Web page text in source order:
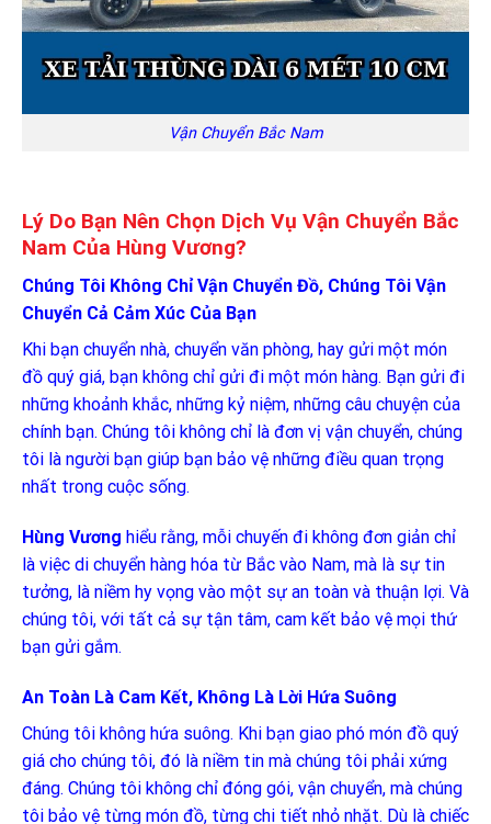
Vận Chuyển Bắc Nam
Lý Do Bạn Nên Chọn Dịch Vụ Vận Chuyển Bắc
Nam Của Hùng Vương?
Chúng Tôi Không Chỉ Vận Chuyển Đồ, Chúng Tôi Vận
Chuyển Cả Cảm Xúc Của Bạn
Khi bạn chuyển nhà, chuyển văn phòng, hay gửi một món
đồ quý giá, bạn không chỉ gửi đi một món hàng. Bạn gửi đi
những khoảnh khắc, những kỷ niệm, những câu chuyện của
chính bạn. Chúng tôi không chỉ là đơn vị vận chuyển, chúng
tôi là người bạn giúp bạn bảo vệ những điều quan trọng
nhất trong cuộc sống.
Hùng Vương hiểu rằng, mỗi chuyến đi không đơn giản chỉ
là việc di chuyển hàng hóa từ Bắc vào Nam, mà là sự tin
tưởng, là niềm hy vọng vào một sự an toàn và thuận lợi. Và
chúng tôi, với tất cả sự tận tâm, cam kết bảo vệ mọi thứ
bạn gửi gắm.
An Toàn Là Cam Kết, Không Là Lời Hứa Suông
Chúng tôi không hứa suông. Khi bạn giao phó món đồ quý
giá cho chúng tôi, đó là niềm tin mà chúng tôi phải xứng
đáng. Chúng tôi không chỉ đóng gói, vận chuyển, mà chúng
tôi bảo vệ từng món đồ, từng chi tiết nhỏ nhặt. Dù là chiếc